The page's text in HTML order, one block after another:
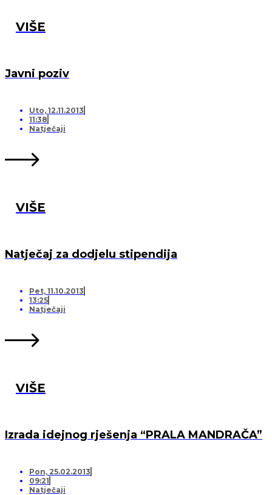
VIŠE
Javni poziv
Uto, 12.11.2013
11:38
Natječaji
VIŠE
Natječaj za dodjelu stipendija
Pet, 11.10.2013
13:25
Natječaji
VIŠE
Izrada idejnog rješenja “PRALA MANDRAČA”
Pon, 25.02.2013
09:21
Natječaji